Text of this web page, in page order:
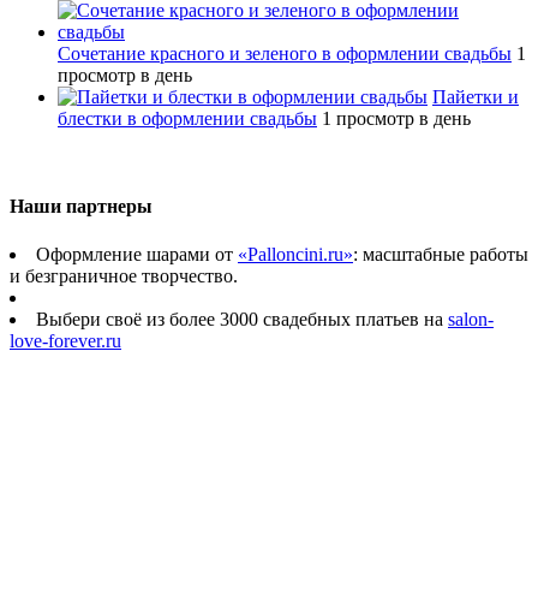
Сочетание красного и зеленого в оформлении свадьбы 1
просмотр в день
Пайетки и
блестки в оформлении свадьбы 1 просмотр в день
Наши партнеры
Оформление шарами от «Palloncini.ru»: масштабные работы
и безграничное творчество.
Выбери своё из более 3000 свадебных платьев на salon-
love-forever.ru